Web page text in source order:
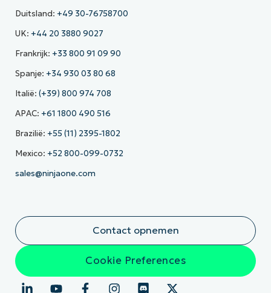
Duitsland: +49 30-76758700
UK: +44 20 3880 9027
Frankrijk: +33 800 91 09 90
Spanje: +34 930 03 80 68
Italië: (+39) 800 974 708
APAC: +61 1800 490 516
Brazilië: +55 (11) 2395-1802
Mexico: +52 800-099-0732
sales@ninjaone.com
Contact opnemen
Cookie Preferences